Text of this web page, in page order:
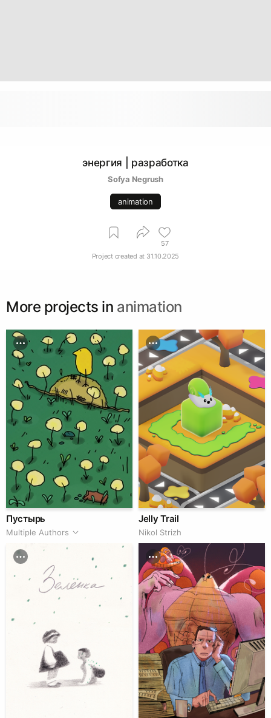
энергия | разработка
Sofya Negrush
animation
57
Project created at 31.10.2025
More projects in animation
Пустырь
Multiple Authors
Jelly Trail
Nikol Strizh